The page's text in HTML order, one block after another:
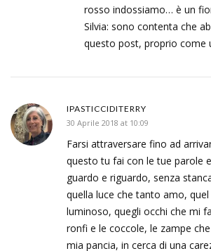
rosso indossiamo… è un
Silvia: sono contenta che
questo post, proprio come
IPASTICCIDITERRY
30 Aprile 2018 at 10:09
Farsi attraversare fino ad
questo tu fai con le tue parole
guardo e riguardo, senza
quella luce che tanto amo,
luminoso, quegli occhi che mi
ronfi e le coccole, le zampe che
mia pancia, in cerca di una